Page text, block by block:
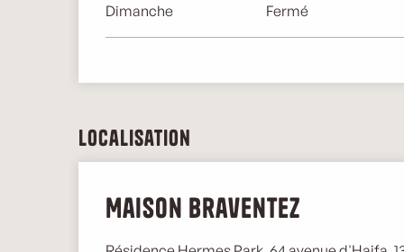
Dimanche Fermé
Localisation
Maison Braventez